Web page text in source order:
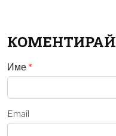
КОМЕНТИРАЙ
Име *
Email